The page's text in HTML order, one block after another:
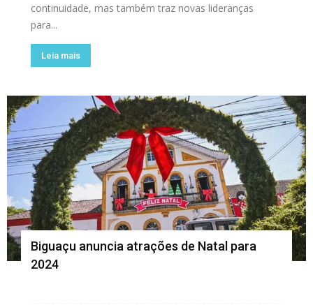
continuidade, mas também traz novas lideranças
para...
Leia mais
Biguaçu anuncia atrações de Natal para
2024